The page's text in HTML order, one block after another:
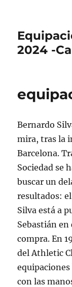
2024 -
Bernardo
mira, tras la
Barcelona.
Sociedad se
buscar un
resultados:
Silva está a
Sebastián en
compra. En
del Athletic
con las